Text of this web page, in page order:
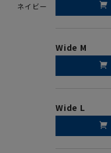
ネイビー
Wide M
Wide L